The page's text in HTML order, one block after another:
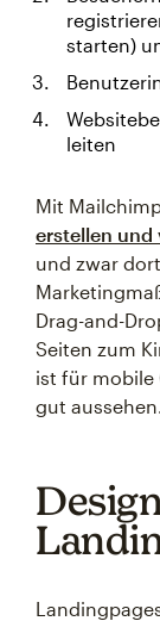
starten)
leiten
Mit
erstellen
und zwar
Drag-and-
Seiten zum
ist für mobile
gut